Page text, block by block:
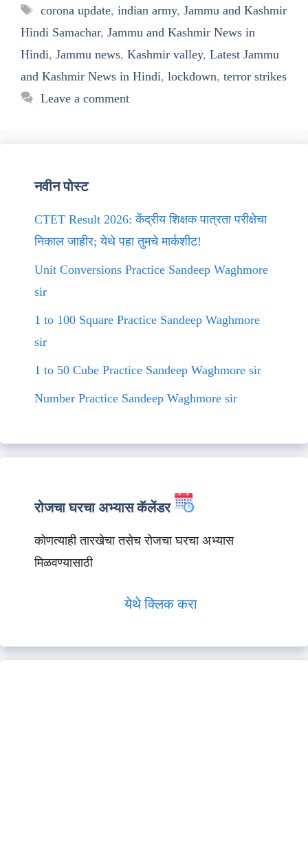
Tags
corona update, indian army, Jammu and Kashmir
Hindi Samachar, Jammu and Kashmir News in
Hindi, Jammu news, Kashmir valley, Latest Jammu
and Kashmir News in Hindi, lockdown, terror strikes
Leave a comment
नवीन पोस्ट
CTET Result 2026: केंद्रीय शिक्षक पात्रता परीक्षेचा
निकाल जाहीर; येथे पहा तुमचे मार्कशीट!
Unit Conversions Practice Sandeep Waghmore
sir
1 to 100 Square Practice Sandeep Waghmore
sir
1 to 50 Cube Practice Sandeep Waghmore sir
Number Practice Sandeep Waghmore sir
रोजचा घरचा अभ्यास कॅलेंडर
कोणत्याही तारखेचा तसेच रोजचा घरचा अभ्यास
मिळवण्यासाठी
येथे क्लिक करा